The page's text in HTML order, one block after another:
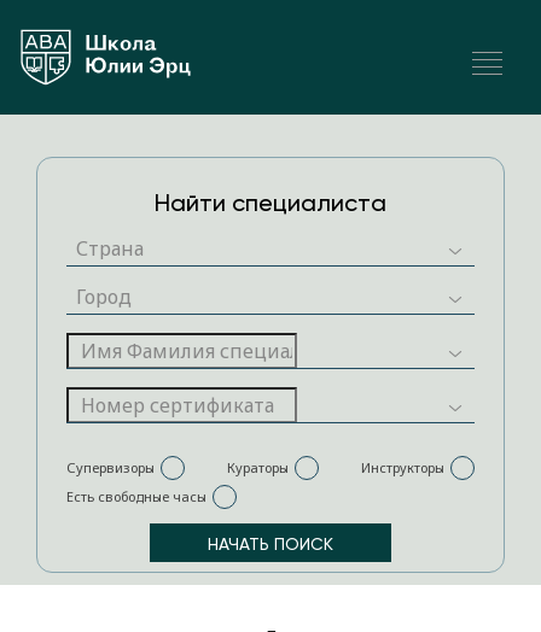
Найти специалиста
Супервизоры Кураторы
Инструкторы
Есть свободные часы